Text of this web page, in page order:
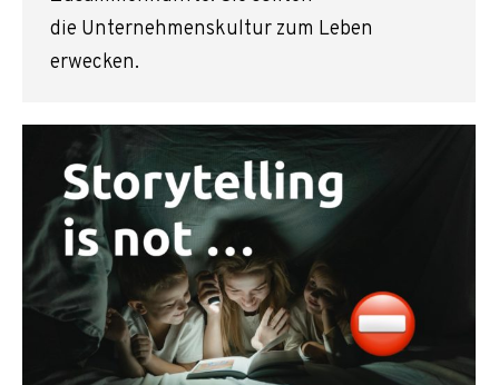
die Unternehmenskultur zum Leben
erwecken.